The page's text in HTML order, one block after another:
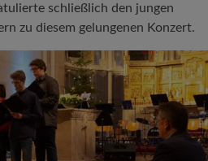
schließlich den jungen
zu diesem gelungenen Konzert.